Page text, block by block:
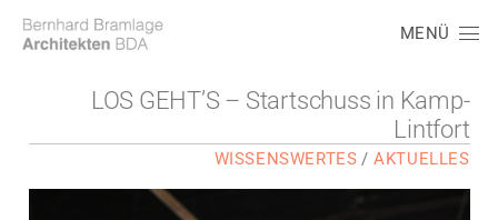
MENÜ
LOS GEHT’S – Startschuss in Kamp-
Lintfort
WISSENSWERTES /AKTUELLES